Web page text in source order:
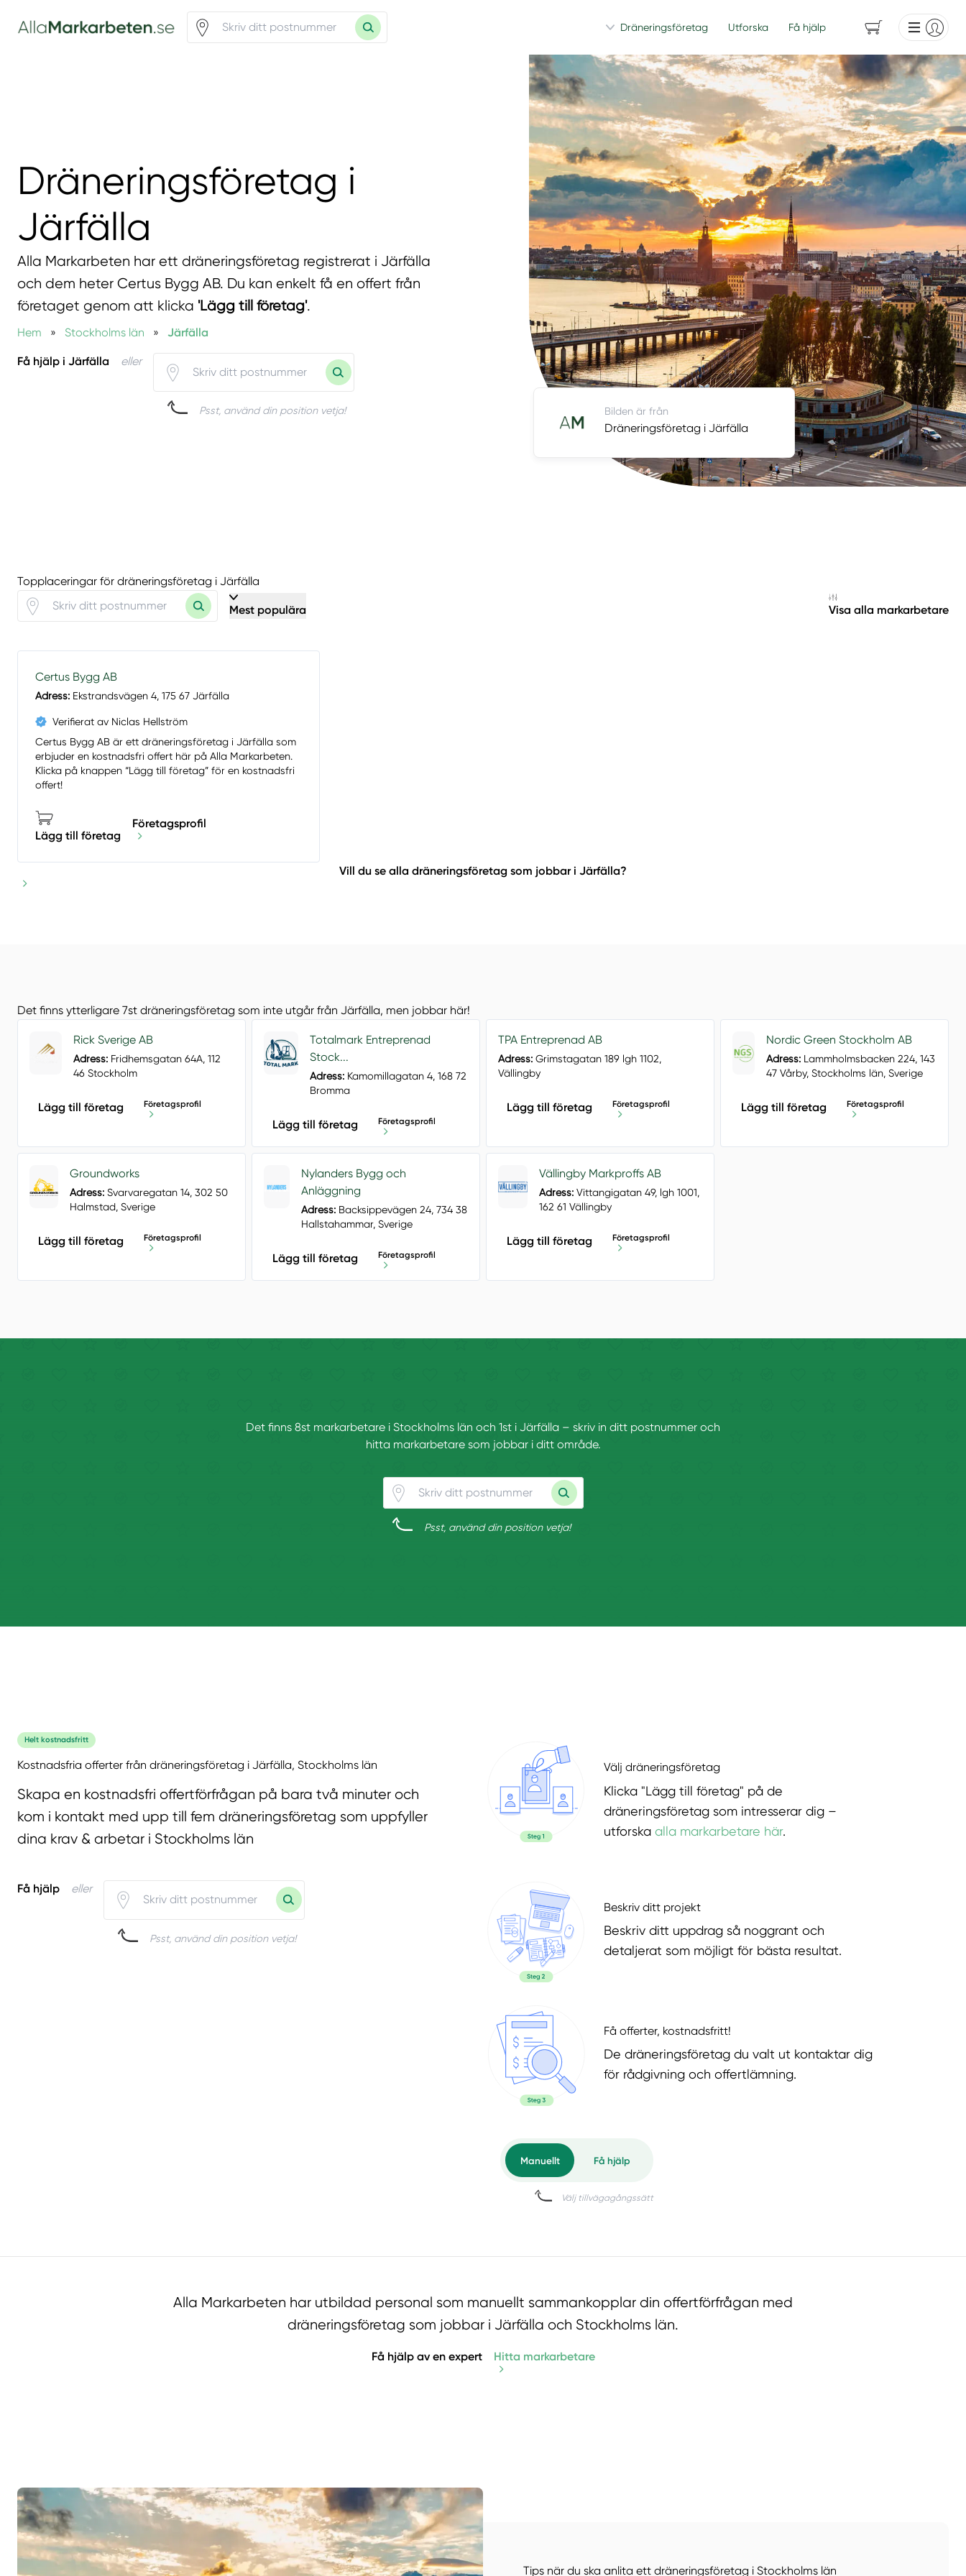
Dräneringsföretag Utforska Få hjälp
Dräneringsföretag i
Järfälla
Alla Markarbeten har ett dräneringsföretag registrerat i Järfälla
och dem heter Certus Bygg AB. Du kan enkelt få en offert från
företaget genom att klicka 'Lägg till företag'.
Hem » Stockholms län » Järfälla
Få hjälp i Järfälla eller
Psst, använd din position vetja! Bilden är från
Dräneringsföretag i Järfälla
Topplaceringar för dräneringsföretag i Järfälla
Mest populära Visa alla markarbetare
Certus Bygg AB
Adress: Ekstrandsvägen 4, 175 67 Järfälla
Verifierat av Niclas Hellström
Certus Bygg AB är ett dräneringsföretag i Järfälla som
erbjuder en kostnadsfri offert här på Alla Markarbeten.
Klicka på knappen “Lägg till företag” för en kostnadsfri
offert!
Lägg till företag
Företagsprofil
Vill du se alla dräneringsföretag som jobbar i Järfälla?
Det finns ytterligare 7st dräneringsföretag som inte utgår från Järfälla, men jobbar här!
Rick Sverige AB
Adress:Fridhemsgatan 64A, 112
46 Stockholm
Lägg till företag Företagsprofil
Totalmark Entreprenad
Stock...
Adress:Kamomillagatan 4, 168 72
Bromma
Lägg till företag Företagsprofil
TPA Entreprenad AB
Adress: Grimstagatan 189 lgh 1102,
Vällingby
Lägg till företag Företagsprofil
Nordic Green Stockholm AB
Adress: Lammholmsbacken 224, 143
47 Vårby, Stockholms län, Sverige
Lägg till företag Företagsprofil
Groundworks
Adress:Svarvaregatan 14, 302 50
Halmstad, Sverige
Lägg till företag Företagsprofil
Nylanders Bygg och
Anläggning
Adress:Backsippevägen 24, 734 38
Hallstahammar, Sverige
Lägg till företag Företagsprofil
Vällingby Markproffs AB
Adress: Vittangigatan 49, lgh 1001,
162 61 Vällingby
Lägg till företag Företagsprofil
Det finns 8st markarbetare i Stockholms län och 1st i Järfälla – skriv in ditt postnummer och
hitta markarbetare som jobbar i ditt område.
Psst, använd din position vetja!
Helt kostnadsfritt
Kostnadsfria offerter från dräneringsföretag i Järfälla, Stockholms län
Skapa en kostnadsfri offertförfrågan på bara två minuter och
kom i kontakt med upp till fem dräneringsföretag som uppfyller
dina krav & arbetar i Stockholms län
Få hjälp eller
Psst, använd din position vetja!
Välj dräneringsföretag
Klicka "Lägg till företag" på de
dräneringsföretag som intresserar dig –
utforska alla markarbetare här.
Beskriv ditt projekt
Beskriv ditt uppdrag så noggrant och
detaljerat som möjligt för bästa resultat.
Få offerter, kostnadsfritt!
De dräneringsföretag du valt ut kontaktar dig
för rådgivning och offertlämning.
Alla Markarbeten har utbildad personal som manuellt sammankopplar din offertförfrågan med
dräneringsföretag som jobbar i Järfälla och Stockholms län.
Få hjälp av en expert Hitta markarbetare
Tips när du ska anlita ett dräneringsföretag i Stockholms län